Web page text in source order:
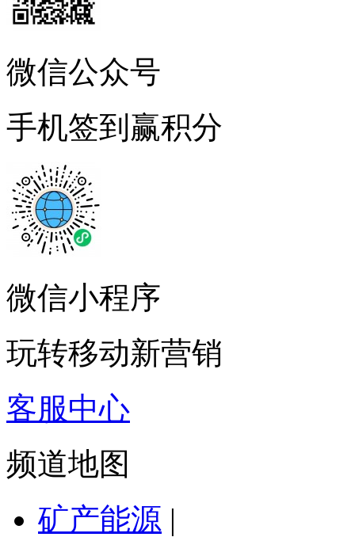
微信公众号
手机签到赢积分
微信小程序
玩转移动新营销
客服中心
频道地图
矿产能源 |